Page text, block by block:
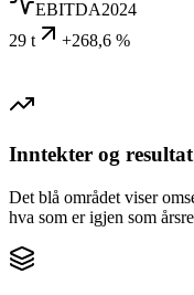
EBITDA2024
29 t
+268,6 %
Inntekter og resultat
Det blå området viser
hva som er igjen som